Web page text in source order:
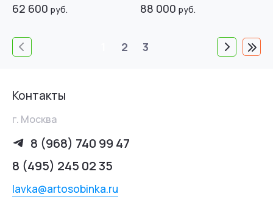
62 600 руб. 88 000 руб.
2 3
Контакты
г. Москва
8 (968) 740 99 47
8 (495) 245 02 35
lavka@artosobinka.ru